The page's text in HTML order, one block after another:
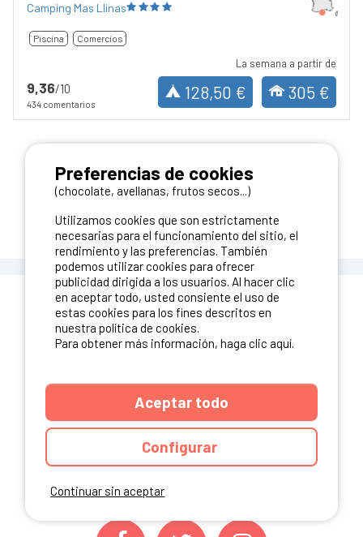
Camping Mas Llinas
Piscina Comercios
9,36/10
434 comentarios
La semana a partir de
128,50 € 305 €
Contacto Ibericamp
SÍGUENOS EN LAS REDES SOCIALES
Continuar sin aceptar
Preferencias de cookies
(chocolate, avellanas, frutos secos...)
Utilizamos cookies que son estrictamente
necesarias para el funcionamiento del sitio, el
rendimiento y las preferencias. También
podemos utilizar cookies para ofrecer
publicidad dirigida a los usuarios. Al hacer clic
en aceptar todo, usted consiente el uso de
estas cookies para los fines descritos en
nuestra política de cookies.
Para obtener más información, haga clic aquí.
Aceptar todo
Configurar